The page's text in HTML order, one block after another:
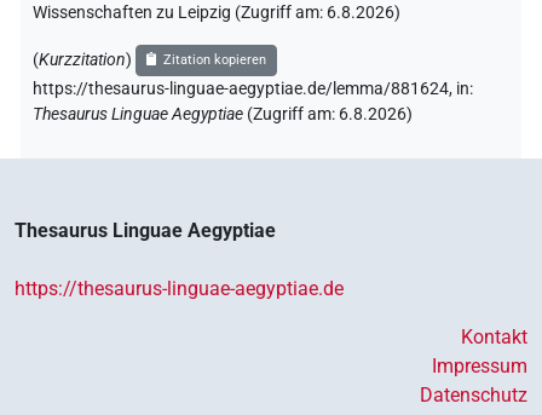
Wissenschaften zu Leipzig (Zugriff am: 6.8.2026)
(Kurzzitation) Zitation kopieren
https://thesaurus-linguae-aegyptiae.de/lemma/881624, in:
Thesaurus Linguae Aegyptiae (Zugriff am: 6.8.2026)
Thesaurus Linguae Aegyptiae
https://thesaurus-linguae-aegyptiae.de
Kontakt
Impressum
Datenschutz